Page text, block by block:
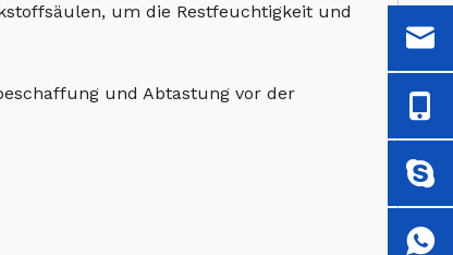
um die Restfeuchtigkeit und
und Abtastung vor der